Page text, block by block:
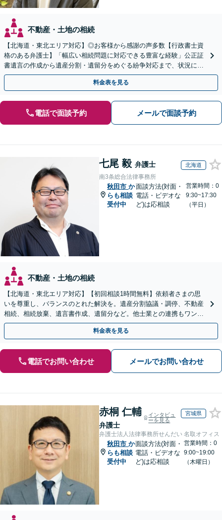
不動産・土地の相続
【北海道・東北エリア対応】◎お客様から感謝の声多数【行政書士資
格のある弁護士】「幅広い相続問題に対応できる豊富な経験」公正証
書遺言の作成から遺産分割・遺留分をめぐる紛争対応まで、状況に応
じた最適な方法をご提案します【夜間相談可】
料金表を見る
電話で面談予約 メールで面談予約
七尾 毅 弁護士 北海道
南3条総合法律事務所
秋田市 か
らも相談
受付中
面談方法(対面・
電話・ビデオな
ど)は応相談
営業時間：0
9:30~17:30
（平日）
不動産・土地の相続
【北海道・東北エリア対応】【初回相談1時間無料】依頼者さまの思
いを尊重し、バランスのとれた解決を。遺産分割協議・調停、不動産
相続、相続放棄、遺言書作成、遺留分など。他士業との連携もワンス
トップで対応します【休日・夜間面談OK】
料金表を見る
電話でお問い合わせ メールでお問い合わせ
赤桐 仁輔
弁護士
インタビュ
ーを見る
宮城県
弁護士法人法律事務所せんだい 名取オフィス
秋田市 か
らも相談
受付中
面談方法(対面・
電話・ビデオな
ど)は応相談
営業時間：0
9:00~19:00
（木曜日）